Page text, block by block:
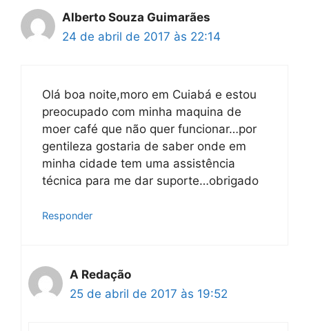
Alberto Souza Guimarães
24 de abril de 2017 às 22:14
Olá boa noite,moro em Cuiabá e estou
preocupado com minha maquina de
moer café que não quer funcionar…por
gentileza gostaria de saber onde em
minha cidade tem uma assistência
técnica para me dar suporte…obrigado
Responder
A Redação
25 de abril de 2017 às 19:52